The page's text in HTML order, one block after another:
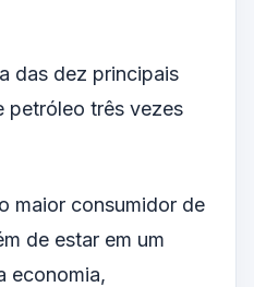
das dez principais
petróleo três vezes
maior consumidor de
de estar em um
economia,